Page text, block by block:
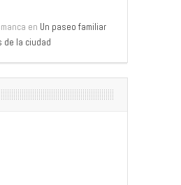
en Un paseo familiar
de la ciudad